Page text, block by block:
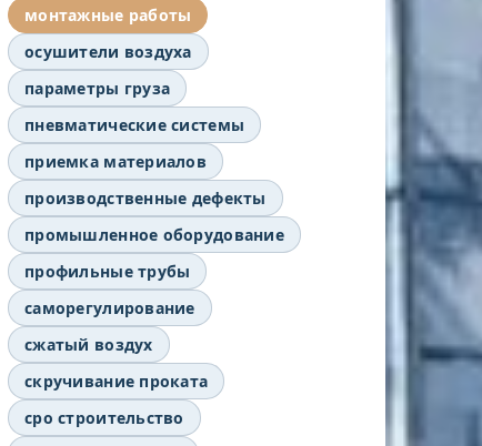
монтажные работы
осушители воздуха
параметры груза
пневматические системы
приемка материалов
производственные дефекты
промышленное оборудование
профильные трубы
саморегулирование
сжатый воздух
скручивание проката
сро строительство